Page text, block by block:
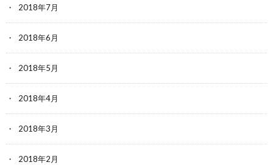
2018年7月
2018年6月
2018年5月
2018年4月
2018年3月
2018年2月